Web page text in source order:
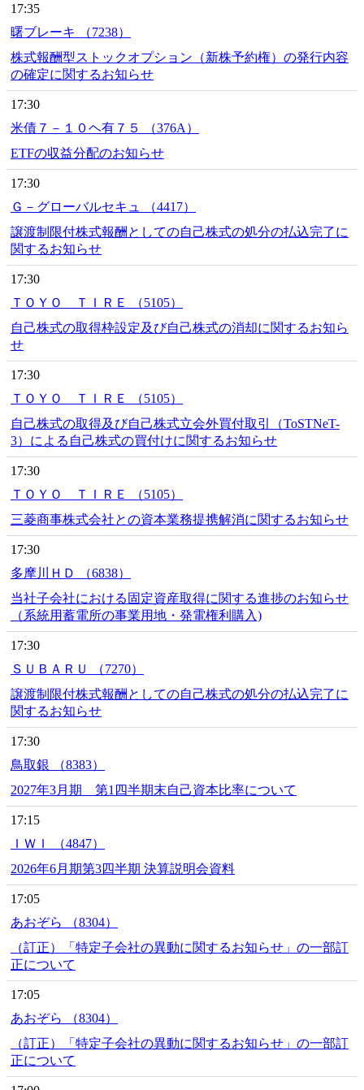
17:35
曙ブレーキ （7238）
株式報酬型ストックオプション（新株予約権）の発行内容
の確定に関するお知らせ
17:30
米債７－１０ヘ有７５ （376A）
ETFの収益分配のお知らせ
17:30
Ｇ－グローバルセキュ （4417）
譲渡制限付株式報酬としての自己株式の処分の払込完了に
関するお知らせ
17:30
ＴＯＹＯ ＴＩＲＥ （5105）
自己株式の取得枠設定及び自己株式の消却に関するお知ら
せ
17:30
ＴＯＹＯ ＴＩＲＥ （5105）
自己株式の取得及び自己株式立会外買付取引（ToSTNeT-
3）による自己株式の買付けに関するお知らせ
17:30
ＴＯＹＯ ＴＩＲＥ （5105）
三菱商事株式会社との資本業務提携解消に関するお知らせ
17:30
多摩川ＨＤ （6838）
当社子会社における固定資産取得に関する進捗のお知らせ
（系統用蓄電所の事業用地・発電権利購入)
17:30
ＳＵＢＡＲＵ （7270）
譲渡制限付株式報酬としての自己株式の処分の払込完了に
関するお知らせ
17:30
鳥取銀 （8383）
2027年3月期 第1四半期末自己資本比率について
17:15
ＩＷＩ （4847）
2026年6月期第3四半期 決算説明会資料
17:05
あおぞら （8304）
（訂正）「特定子会社の異動に関するお知らせ」の一部訂
正について
17:05
あおぞら （8304）
（訂正）「特定子会社の異動に関するお知らせ」の一部訂
正について